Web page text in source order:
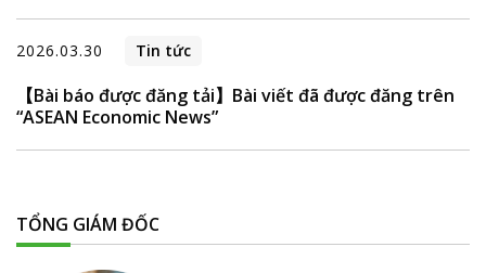
2026.03.30 Tin tức
【Bài báo được đăng tải】Bài viết đã được đăng trên
“ASEAN Economic News”
TỔNG GIÁM ĐỐC